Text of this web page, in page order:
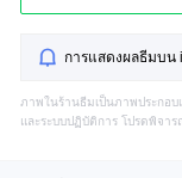
การแสดงผลธีมบน
ภาพในร้านธีมเป็นภาพประกอ
และระบบปฏิบัติการ โปรดพิจา